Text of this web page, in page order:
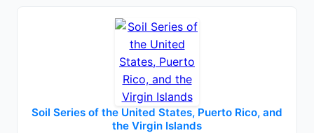
Soil Series of the United States, Puerto Rico, and
the Virgin Islands